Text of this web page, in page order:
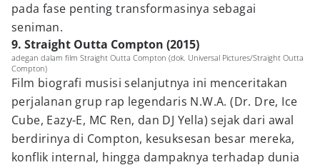
pada fase penting transformasinya sebagai
seniman.
9. Straight Outta Compton (2015)
adegan dalam film Straight Outta Compton (dok. Universal Pictures/Straight Outta
Compton)
Film biografi musisi selanjutnya ini menceritakan
perjalanan grup rap legendaris N.W.A. (Dr. Dre, Ice
Cube, Eazy-E, MC Ren, dan DJ Yella) sejak dari awal
berdirinya di Compton, kesuksesan besar mereka,
konflik internal, hingga dampaknya terhadap dunia